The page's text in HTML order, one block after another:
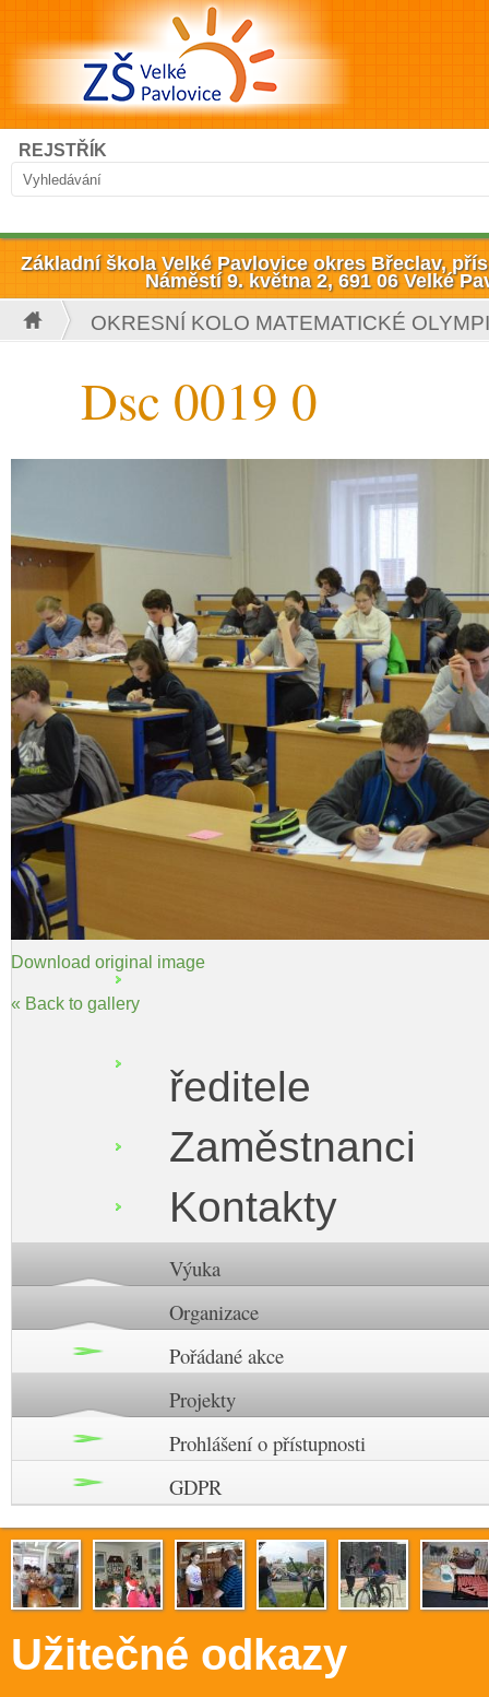
Přejít k hlavnímu obsahu
Vyhledávání
Hledat
REJSTŘÍK
Základní škola Velké Pavlovice okres Břeclav,
Náměstí 9. května 2, 691 06 Velké
Jste zde
OKRESNÍ KOLO MATEMATICKÉ
Dsc 0019 0
Download original image
« Back to gallery
ředitele
Zaměstnanci
Kontakty
Výuka
Organizace
Pořádané akce
Projekty
Prohlášení o přístupnosti
GDPR
Užitečné odkazy